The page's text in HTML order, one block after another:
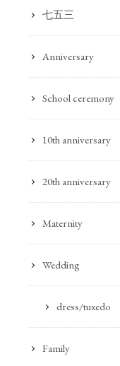
七五三
Anniversary
School ceremony
10th anniversary
20th anniversary
Maternity
Wedding
dress/tuxedo
Family